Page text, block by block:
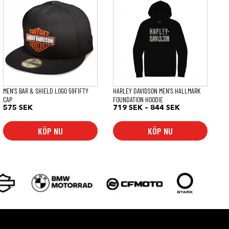
MEN’S BAR & SHIELD LOGO 59FIFTY
CAP
575SEK
KÖP NU
produkten
varianter.
olika
alternativen
kan
på
produktsidan
HARLEY DAVIDSON MEN’S HALLMARK
FOUNDATION HOODIE
719SEK – 844SEKPrisintervall:
844 SEK
KÖP NU
produkten
varianter.
alternativen
på
produktsidan